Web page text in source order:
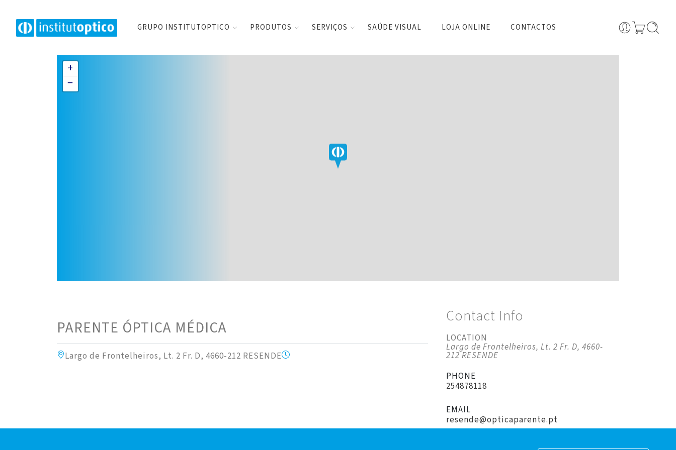
GRUPO INSTITUTOPTICO PRODUTOS SERVIÇOS SAÚDE VISUAL LOJA ONLINE CONTACTOS
+
−
PARENTE ÓPTICA MÉDICA
Largo de Frontelheiros, Lt. 2 Fr. D, 4660-212 RESENDE
Contact Info
LOCATION
Largo de Frontelheiros, Lt. 2 Fr. D, 4660-
212 RESENDE
PHONE
254878118
EMAIL
resende@opticaparente.pt